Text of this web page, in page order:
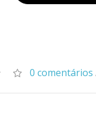
0 comentários